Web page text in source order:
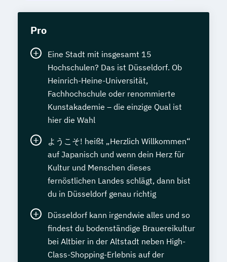
Pro
Eine Stadt mit insgesamt 15
Hochschulen? Das ist Düsseldorf. Ob
Heinrich-Heine-Universität,
Fachhochschule oder renommierte
Kunstakademie – die einzige Qual ist
hier die Wahl
ようこそ! heißt „Herzlich Willkommen“
auf Japanisch und wenn dein Herz für
Kultur und Menschen dieses
fernöstlichen Landes schlägt, dann bist
du in Düsseldorf genau richtig
Düsseldorf kann irgendwie alles und so
findest du bodenständige Brauereikultur
bei Altbier in der Altstadt neben High-
Class-Shopping-Erlebnis auf der